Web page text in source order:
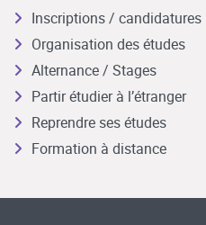
Inscriptions / candidatures
Organisation des études
Alternance / Stages
Partir étudier à l’étranger
Reprendre ses études
Formation à distance